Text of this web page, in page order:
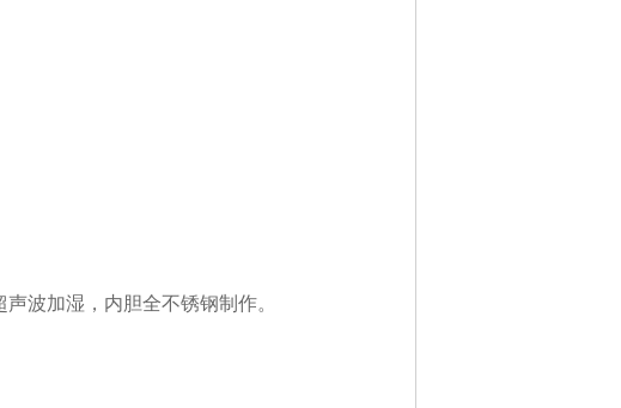
波加湿，内胆全不锈钢制作。